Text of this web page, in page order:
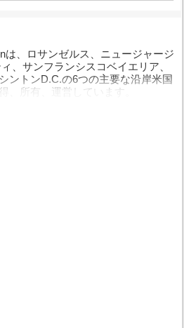
は、ロサンゼルス、ニュージャージ
、サンフランシスコベイエリア、
ントンD.C.の6つの主要な沿岸米国
、所有、運営しています。